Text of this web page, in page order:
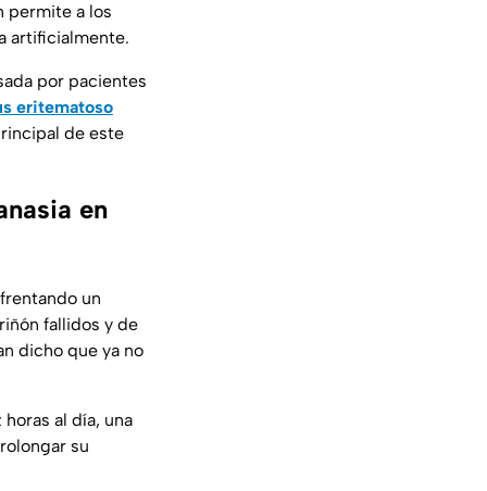
permite a los
artificialmente.
por pacientes
eritematoso
de este
en
un
fallidos y de
dicho que ya no
al día, una
su